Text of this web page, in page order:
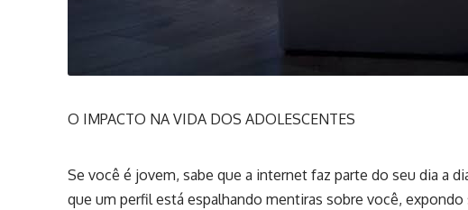
O IMPACTO NA VIDA DOS ADOLESCENTES
Se você é jovem, sabe que a internet faz parte do seu dia a
que um perfil está espalhando mentiras sobre você,